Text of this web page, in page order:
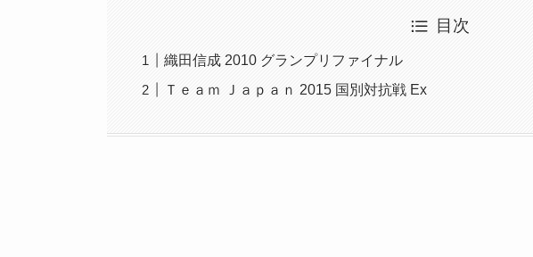
目次
織田信成 2010 グランプリファイナル
Ｔｅａｍ Ｊａｐａｎ 2015 国別対抗戦 Ex